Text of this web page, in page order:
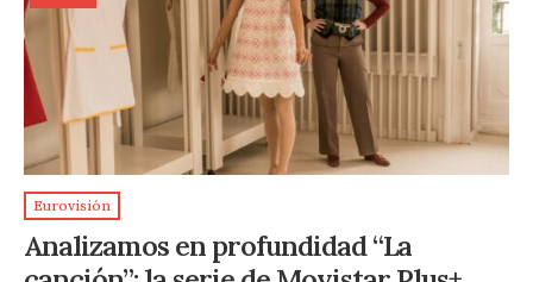
Eurovisión
Analizamos en profundidad “La